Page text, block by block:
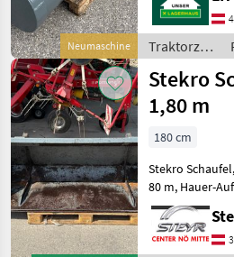
Neumaschine
/ Stekro
Stekro
1,80 m
180 cm
Stekro Schaufel, Breite: 1,
80 m, Hauer-Aufnahme,
Wagner
Frontlader-